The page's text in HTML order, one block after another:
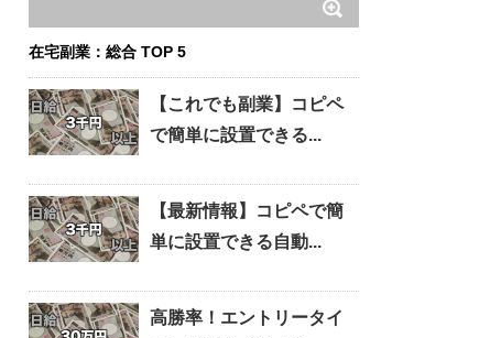
在宅副業：総合 TOP 5
【これでも副業】コピペ
で簡単に設置できる...
【最新情報】コピペで簡
単に設置できる自動...
高勝率！エントリータイ